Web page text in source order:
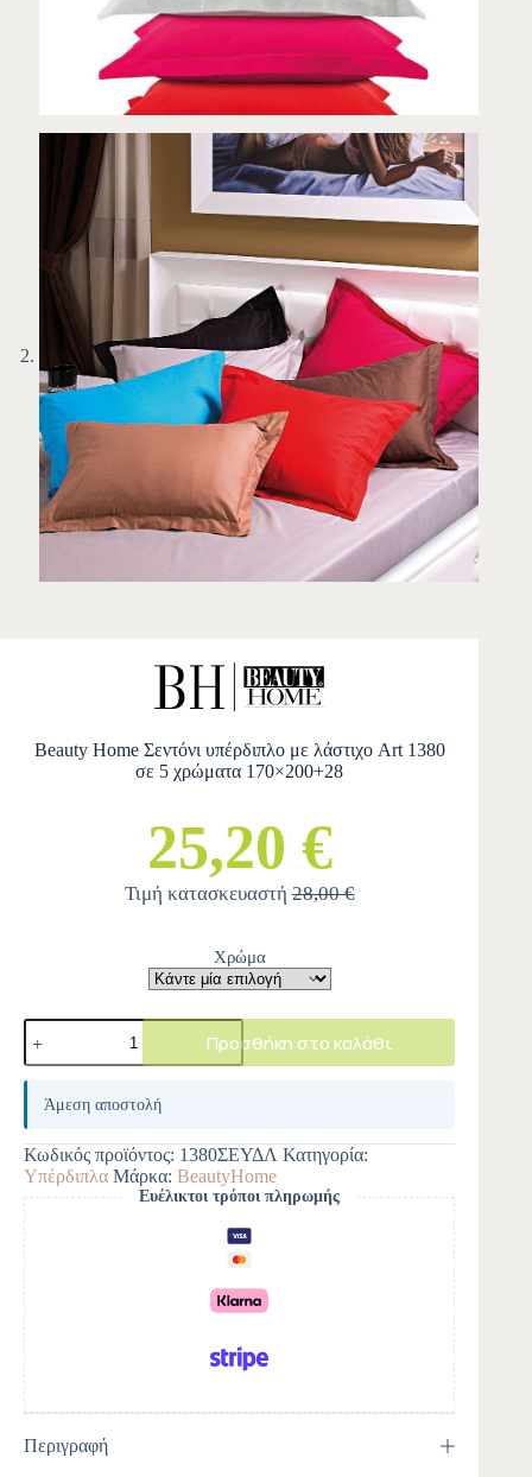
Beauty Home Σεντόνι υπέρδιπλο με λάστιχο Art 1380
σε 5 χρώματα 170×200+28
25,20 €
Τιμή κατασκευαστή28,00 €
Χρώμα
Προσθήκη στο καλάθι
A
e
r
n
a
t
i
v
e
:
Άμεση αποστολή
Κωδικός προϊόντος: 1380ΣΕΥΔΛ Κατηγορία:
Υπέρδιπλα Μάρκα: BeautyHome
Ευέλικτοι τρόποι πληρωμής
Περιγραφή